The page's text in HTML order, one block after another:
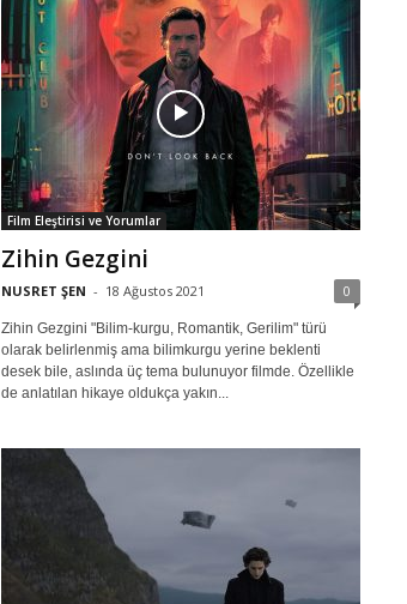
Film Eleştirisi ve Yorumlar
Zihin Gezgini
NUSRET ŞEN - 18 Ağustos 2021 0
Zihin Gezgini "Bilim-kurgu, Romantik, Gerilim" türü
olarak belirlenmiş ama bilimkurgu yerine beklenti
desek bile, aslında üç tema bulunuyor filmde. Özellikle
de anlatılan hikaye oldukça yakın...